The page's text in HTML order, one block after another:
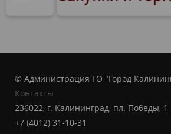
© Администрация ГО "Город
Контакты
236022, г. Калининград, пл. Победы, 1
+7 (4012) 31-10-31